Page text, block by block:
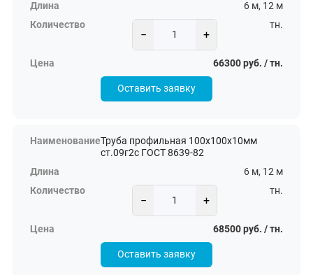
6 м, 12 м
− +
тн.
66300 руб. / тн.
Оставить заявку
Труба профильная 100х100х10мм
ст.09г2с ГОСТ 8639-82
6 м, 12 м
− +
тн.
68500 руб. / тн.
Оставить заявку